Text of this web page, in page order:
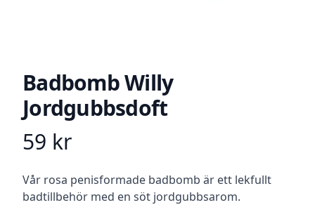
Badbomb Willy
Jordgubbsdoft
Product information
59 kr
Beskrivning
Vår rosa penisformade badbomb är ett lekfullt
badtillbehör med en söt jordgubbsarom.